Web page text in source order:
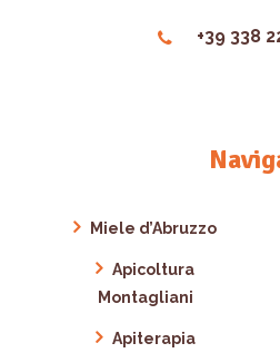
+39 338
Miele d’Abruzzo
Apicoltura
Montagliani
Apiterapia